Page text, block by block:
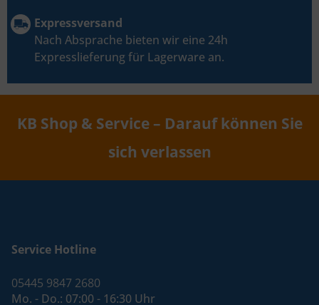
Expressversand
Nach Absprache bieten wir eine 24h
Expresslieferung für Lagerware an.
KB Shop & Service – Darauf können Sie
sich verlassen
Service Hotline
05445 9847 2680
Mo. - Do.: 07:00 - 16:30 Uhr